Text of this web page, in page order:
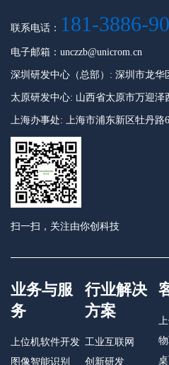
联系电话： 181-3886-
电子邮箱：unczzb@unicrom.cn
深圳研发中心（总部）: 深圳市龙华
太原研发中心: 山西省太原市万迎泽
上海办事处: 上海市浦东新区牡丹路
扫一扫，关注由你创科技
业务与服
务
上位机软件开发
图像智能识别
行业解决
方案
工业互联网
创新研发